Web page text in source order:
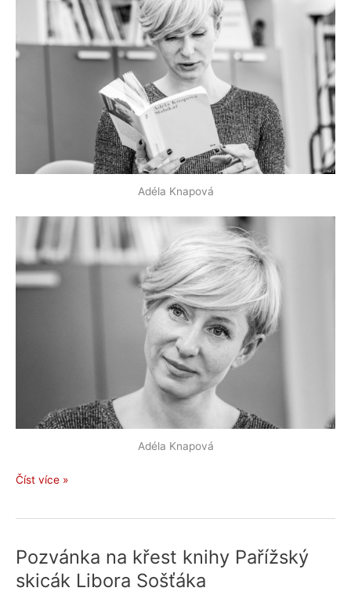
Adéla Knapová
Adéla Knapová
Adéla
Číst více »
Pozvánka na křest knihy Pařížský
skicák Libora Sošťáka